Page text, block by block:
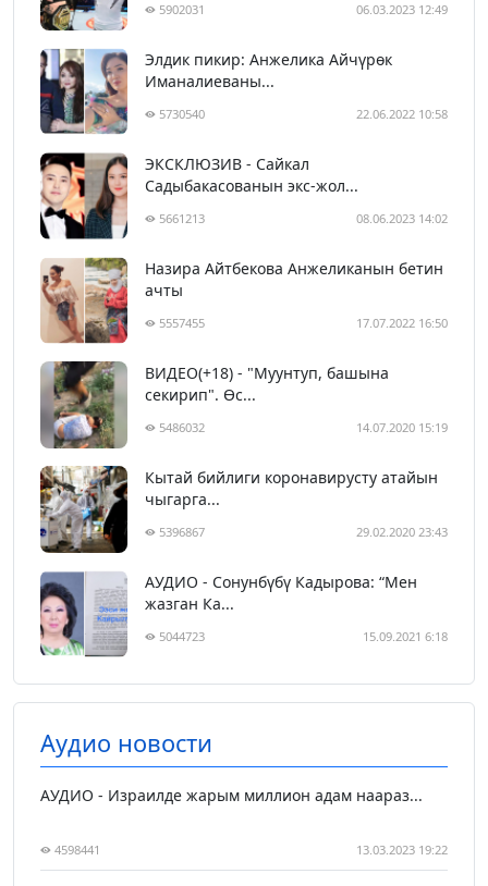
5902031 06.03.2023 12:49
Элдик пикир: Анжелика Айчүрөк
Иманалиеваны...
5730540 22.06.2022 10:58
ЭКСКЛЮЗИВ - Сайкал
Садыбакасованын экс-жол...
5661213 08.06.2023 14:02
Назира Айтбекова Анжеликанын бетин
ачты
5557455 17.07.2022 16:50
ВИДЕО(+18) - "Муунтуп, башына
секирип". Өс...
5486032 14.07.2020 15:19
Кытай бийлиги коронавирусту атайын
чыгарга...
5396867 29.02.2020 23:43
АУДИО - Сонунбүбү Кадырова: “Мен
жазган Ка...
5044723 15.09.2021 6:18
Аудио новости
АУДИО - Израилде жарым миллион адам наараз...
4598441 13.03.2023 19:22